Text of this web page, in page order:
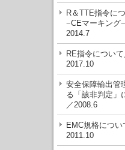
R＆TTE指令に
−CEマーキング
2014.7
RE指令について
2017.10
安全保障輸出管
る「該非判定」
／2008.6
EMC規格につい
2011.10